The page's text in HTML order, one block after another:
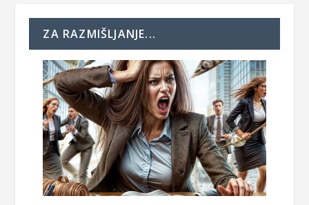
ZA RAZMIŠLJANJE...